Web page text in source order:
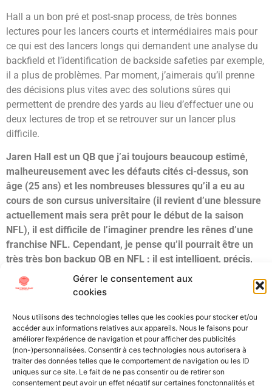
Gérer le consentement aux
cookies
Nous utilisons des technologies telles que les cookies pour stocker et/ou
accéder aux informations relatives aux appareils. Nous le faisons pour
améliorer l’expérience de navigation et pour afficher des publicités
(non-)personnalisées. Consentir à ces technologies nous autorisera à
traiter des données telles que le comportement de navigation ou les ID
uniques sur ce site. Le fait de ne pas consentir ou de retirer son
consentement peut avoir un effet négatif sur certaines fonctonnalités et
Hall a un bon pré et post-snap process, de très bonnes
lectures pour les lancers courts et intermédiaires mais pour
ce qui est des lancers longs qui demandent une analyse du
backfield et l’identification de backside safeties par exemple,
il a plus de problèmes. Par moment, j’aimerais qu’il prenne
des décisions plus vites avec des solutions sûres qui
permettent de prendre des yards au lieu d’effectuer une ou
deux lectures de trop et se retrouver sur un lancer plus
difficile.
Jaren Hall est un QB que j’ai toujours beaucoup estimé,
malheureusement avec les défauts cités ci-dessus, son
âge (25 ans) et les nombreuses blessures qu’il a eu au
cours de son cursus universitaire (il revient d’une blessure
actuellement mais sera prêt pour le début de la saison
NFL), il est difficile de l’imaginer prendre les rênes d’une
franchise NFL. Cependant, je pense qu’il pourrait être un
très très bon backup QB en NFL : il est intelligent, précis,
capable de lancer en mouvement ou de bien gérer sa
poche. Il pourrait avoir le type de carrière d’un Gardner
l’aise dans une offense basée sur des RPO est un bon
moment pour jeter son dévolu sur lui.
TaggedBYUDraftNFL DraftQBQuarterbackScouting